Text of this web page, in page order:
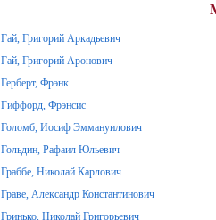
Гай, Григорий Аркадьевич
Гай, Григорий Аронович
Герберт, Фрэнк
Гиффорд, Фрэнсис
Голомб, Иосиф Эммануилович
Гольдин, Рафаил Юльевич
Граббе, Николай Карлович
Граве, Александр Константинович
Гринько, Николай Григорьевич